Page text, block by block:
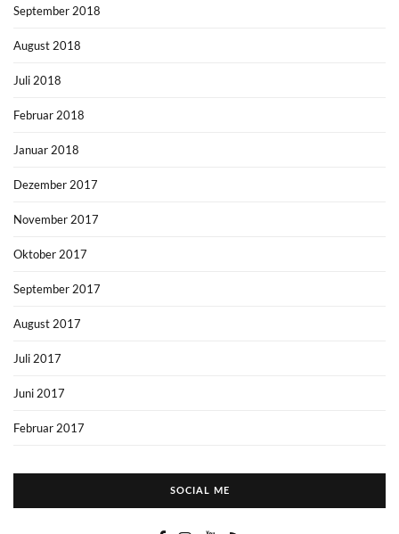
September 2018
August 2018
Juli 2018
Februar 2018
Januar 2018
Dezember 2017
November 2017
Oktober 2017
September 2017
August 2017
Juli 2017
Juni 2017
Februar 2017
SOCIAL ME